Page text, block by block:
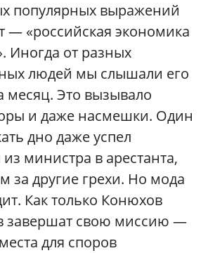
популярных выражений
— «российская экономика
Иногда от разных
людей мы слышали его
месяц. Это вызывало
и даже насмешки. Один
дно даже успел
министра в арестанта,
за другие грехи. Но мода
Как только Конюхов
завершат свою миссию —
для споров